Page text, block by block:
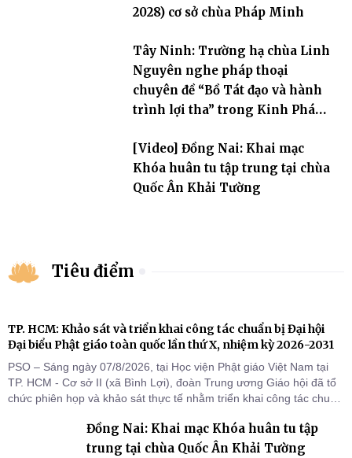
2028) cơ sở chùa Pháp Minh
Tây Ninh: Trường hạ chùa Linh
Nguyên nghe pháp thoại
chuyên đề “Bồ Tát đạo và hành
trình lợi tha” trong Kinh Pháp
[Video] Đồng Nai: Khai mạc
Khóa huân tu tập trung tại chùa
Quốc Ân Khải Tường
Tiêu điểm
TP. HCM: Khảo sát và triển khai công tác chuẩn bị Đại hội
Đại biểu Phật giáo toàn quốc lần thứ X, nhiệm kỳ 2026-2031
PSO – Sáng ngày 07/8/2026, tại Học viện Phật giáo Việt Nam tại
TP. HCM - Cơ sở II (xã Bình Lợi), đoàn Trung ương Giáo hội đã tổ
chức phiên họp và khảo sát thực tế nhằm triển khai công tác chuẩn
Đồng Nai: Khai mạc Khóa huân tu tập
trung tại chùa Quốc Ân Khải Tường